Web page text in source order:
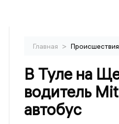
Главная > Происшествия
В Туле на
водитель
автобус